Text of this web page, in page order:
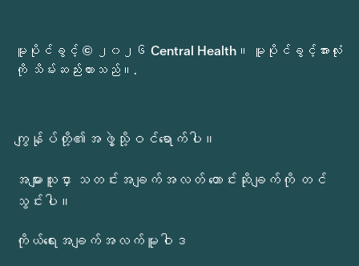
မူပိုင်ခွင့် © ၂၀၂၆ Central Health။ မူပိုင်ခွင့်အားလုံး
ကို သိမ်းဆည်းထားသည်။.
ကျွန်ုပ်တို့၏အဖွဲ့သို့ဝင်ရောက်ပါ။
အများသူငှာ သတင်းအချက်အလတ် တောင်းဆိုချက်ကို တင်
သွင်းပါ။
ကိုယ်ရေးအချက်အလက်မူဝါဒ